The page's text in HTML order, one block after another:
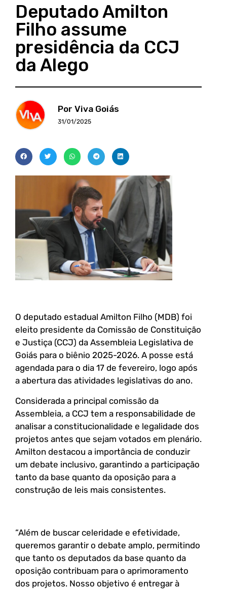
Deputado Amilton
Filho assume
presidência da CCJ
da Alego
Por Viva Goiás
31/01/2025
O deputado estadual Amilton Filho (MDB) foi
eleito presidente da Comissão de Constituição
e Justiça (CCJ) da Assembleia Legislativa de
Goiás para o biênio 2025-2026. A posse está
agendada para o dia 17 de fevereiro, logo após
a abertura das atividades legislativas do ano.
Considerada a principal comissão da
Assembleia, a CCJ tem a responsabilidade de
analisar a constitucionalidade e legalidade dos
projetos antes que sejam votados em plenário.
Amilton destacou a importância de conduzir
um debate inclusivo, garantindo a participação
tanto da base quanto da oposição para a
construção de leis mais consistentes.
“Além de buscar celeridade e efetividade,
queremos garantir o debate amplo, permitindo
que tanto os deputados da base quanto da
oposição contribuam para o aprimoramento
dos projetos. Nosso objetivo é entregar à